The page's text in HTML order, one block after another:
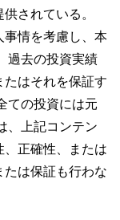
されている。
情を考慮し、本
過去の投資実績
はそれを保証す
ての投資には元
、上記コンテン
正確性、または
は保証も行わな